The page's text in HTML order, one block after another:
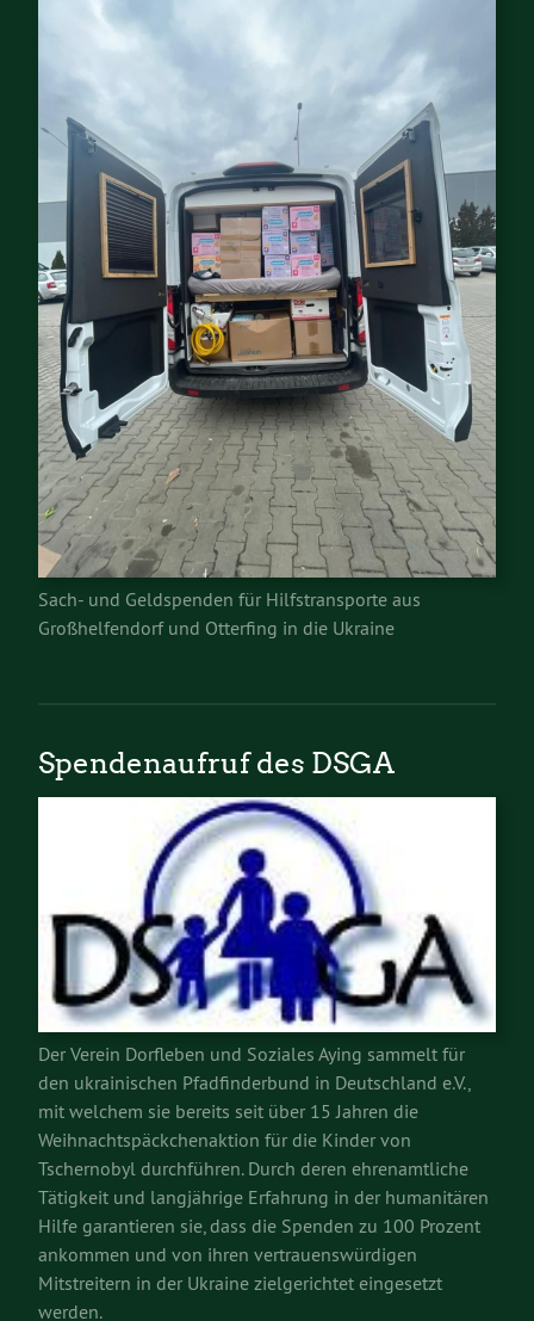
Sach- und Geldspenden für Hilfstransporte aus
Großhelfendorf und Otterfing in die Ukraine
Spendenaufruf des DSGA
Der Verein Dorfleben und Soziales Aying sammelt für
den ukrainischen Pfadfinderbund in Deutschland e.V.,
mit welchem sie bereits seit über 15 Jahren die
Weihnachtspäckchenaktion für die Kinder von
Tschernobyl durchführen. Durch deren ehrenamtliche
Tätigkeit und langjährige Erfahrung in der humanitären
Hilfe garantieren sie, dass die Spenden zu 100 Prozent
ankommen und von ihren vertrauenswürdigen
Mitstreitern in der Ukraine zielgerichtet eingesetzt
werden.